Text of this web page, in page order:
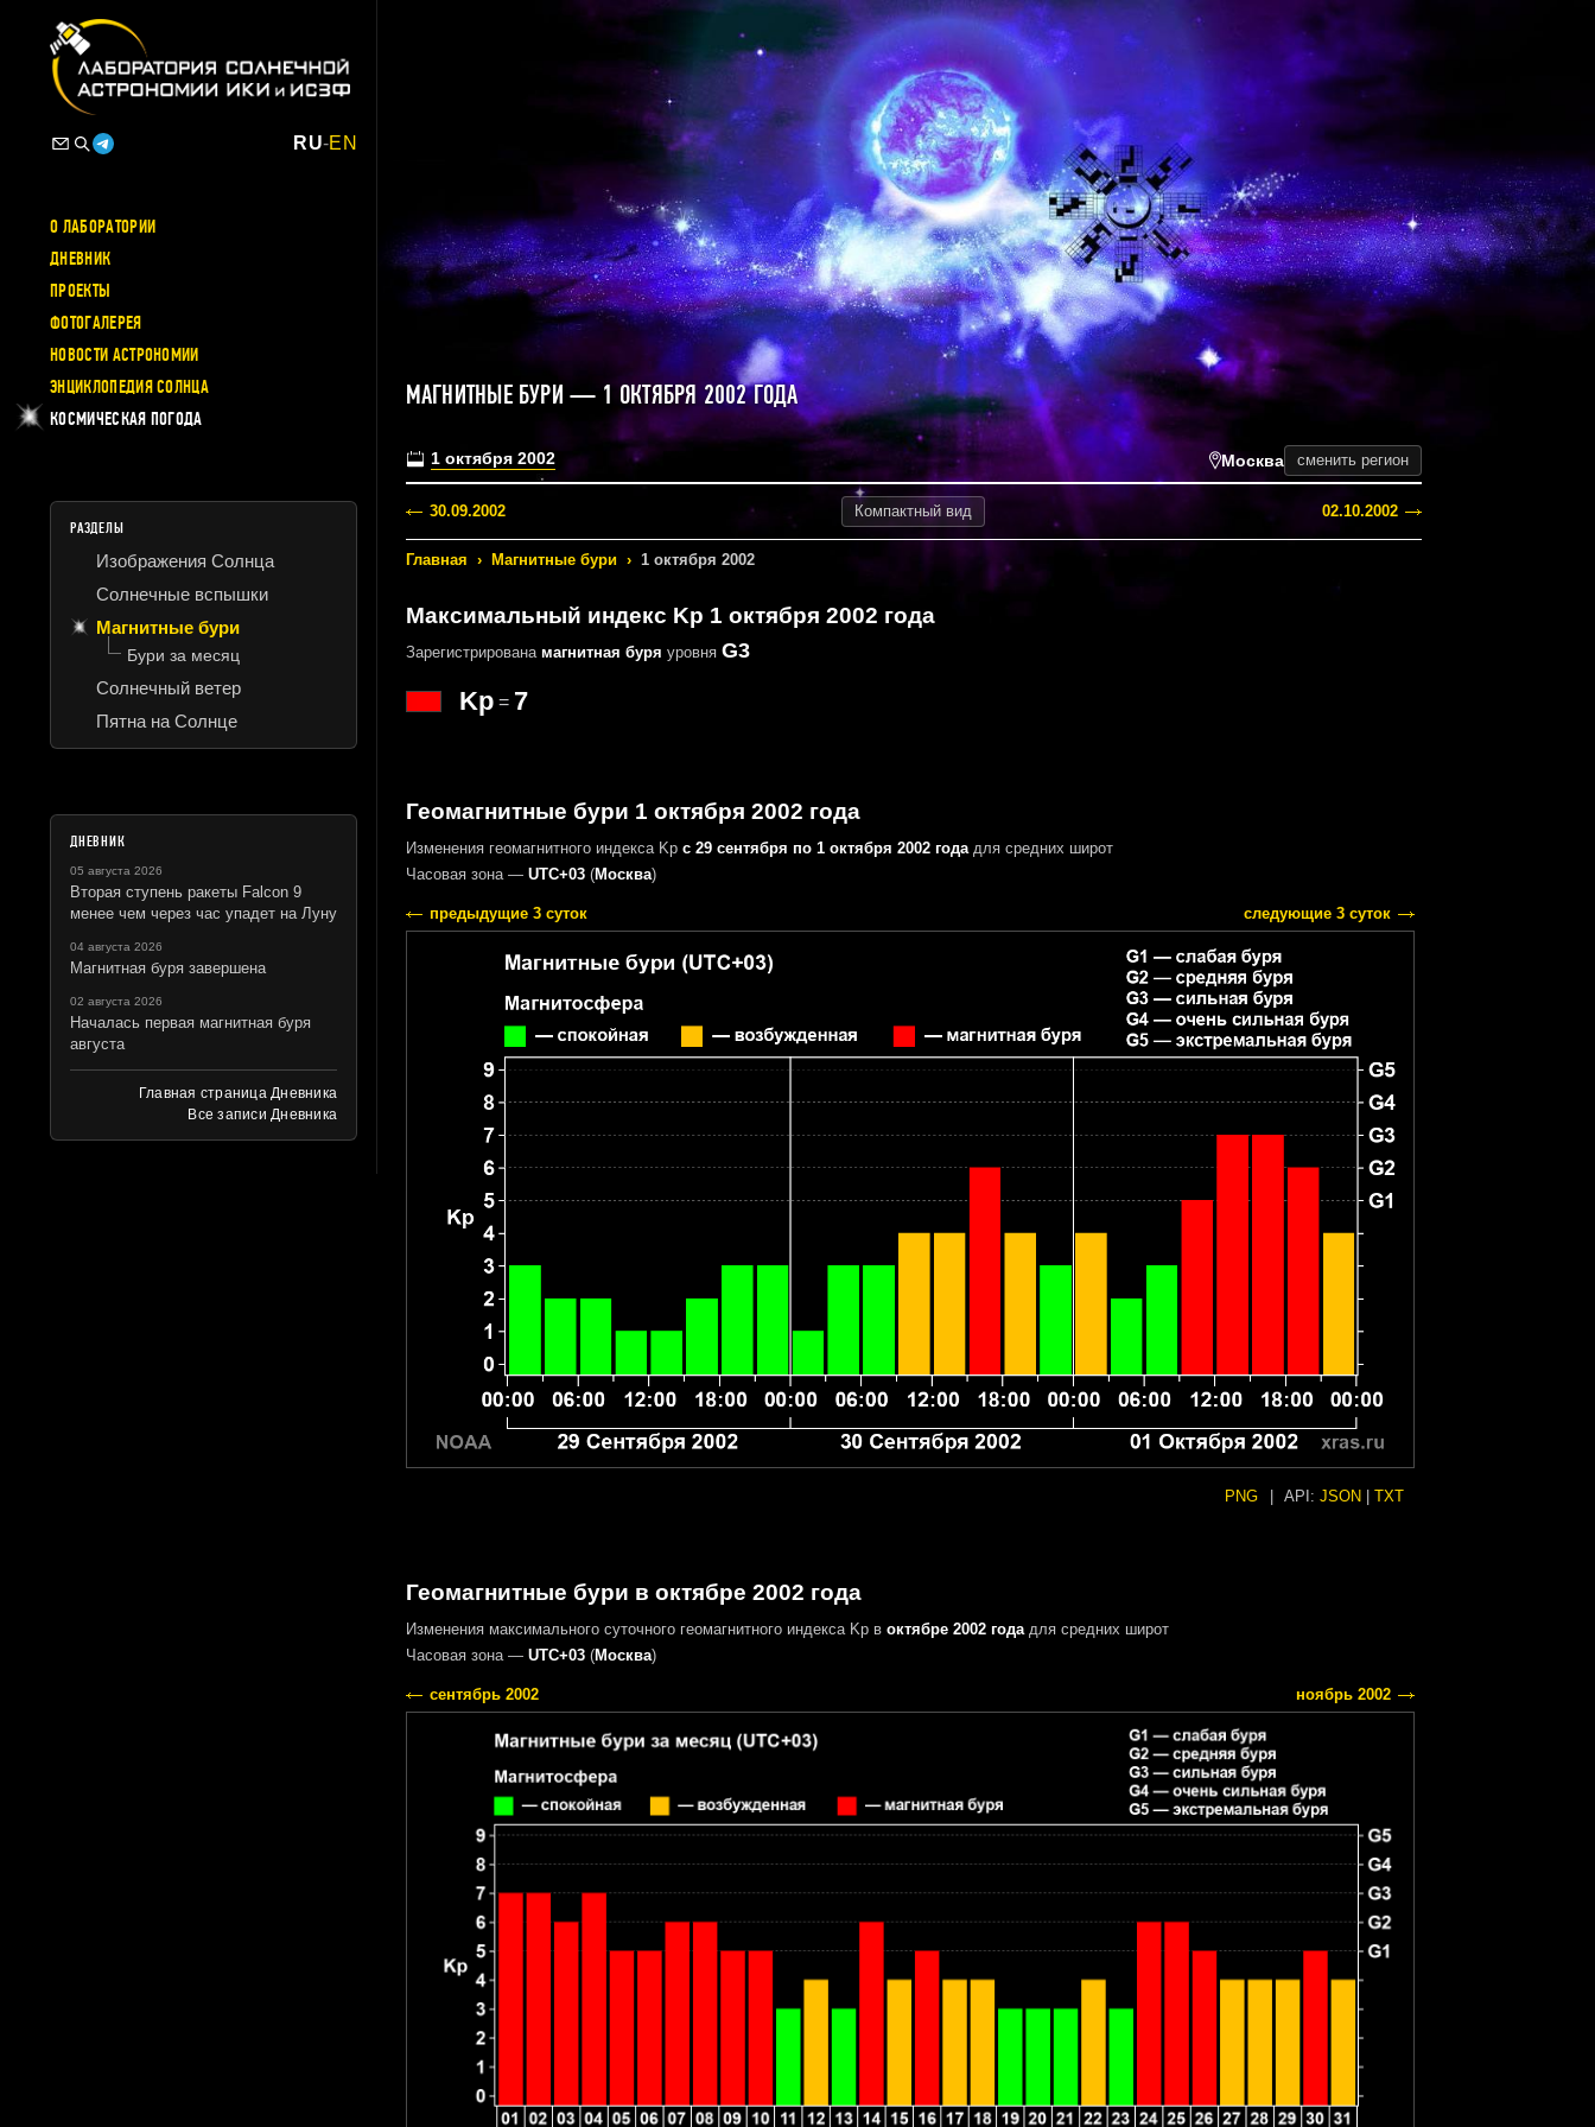
RU-EN
О ЛАБОРАТОРИИ
ДНЕВНИК
ПРОЕКТЫ
ФОТОГАЛЕРЕЯ
НОВОСТИ АСТРОНОМИИ
ЭНЦИКЛОПЕДИЯ СОЛНЦА
КОСМИЧЕСКАЯ ПОГОДА
РАЗДЕЛЫ
Изображения Солнца
Солнечные вспышки
Магнитные бури
Бури за месяц
Солнечный ветер
Пятна на Солнце
ДНЕВНИК
05 августа 2026
Вторая ступень ракеты Falcon 9
менее чем через час упадет на Луну
04 августа 2026
Магнитная буря завершена
02 августа 2026
Началась первая магнитная буря
августа
Главная страница Дневника
Все записи Дневника
МАГНИТНЫЕ БУРИ — 1 ОКТЯБРЯ 2002 ГОДА
1 октября 2002 Москва сменить регион
30.09.2002 Компактный вид 02.10.2002
Главная › Магнитные бури › 1 октября 2002
Максимальный индекс Kp 1 октября 2002 года
Зарегистрирована магнитная буря уровня G3
Kp= 7
Геомагнитные бури 1 октября 2002 года
Изменения геомагнитного индекса Kp с 29 сентября по 1 октября 2002 годадля средних широт
Часовая зона — UTC+03(Москва)
предыдущие 3 суток следующие 3 суток
PNG API: JSON TXT
Геомагнитные бури в октябре 2002 года
Изменения максимального суточного геомагнитного индекса Kp в октябре 2002 годадля средних широт
Часовая зона — UTC+03(Москва)
сентябрь 2002 ноябрь 2002